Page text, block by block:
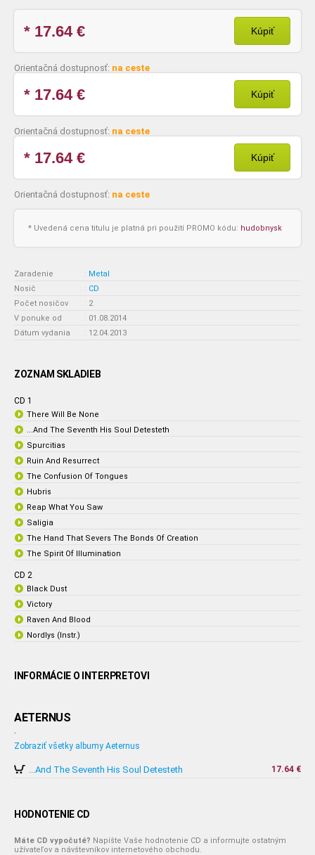
* 17.64€ Kúpiť
Orientačná dostupnosť: na ceste
* 17.64€ Kúpiť
Orientačná dostupnosť: na ceste
* 17.64€ Kúpiť
Orientačná dostupnosť: na ceste
* Uvedená cena titulu je platná pri použití PROMO kódu: hudobnysk
Zaradenie : Metal
Nosič
: CD
Počet nosičov
: 2
V ponuke od
: 01.08.2014
Dátum vydania
: 12.04.2013
ZOZNAM SKLADIEB
CD 1
There Will Be None
...And The Seventh His Soul Detesteth
Spurcitias
Ruin And Resurrect
The Confusion Of Tongues
Hubris
Reap What You Saw
Saligia
The Hand That Severs The Bonds Of Creation
The Spirit Of Illumination
CD 2
Black Dust
Victory
Raven And Blood
Nordlys (Instr.)
INFORMÁCIE O INTERPRETOVI
AETERNUS
-
Zobraziť všetky albumy Aeternus
...And The Seventh His Soul Detesteth 17.64 €
HODNOTENIE CD
Máte CD vypočuté? Napíšte Vaše hodnotenie CD a informujte ostatným
užívateľov a návštevníkov internetového obchodu.